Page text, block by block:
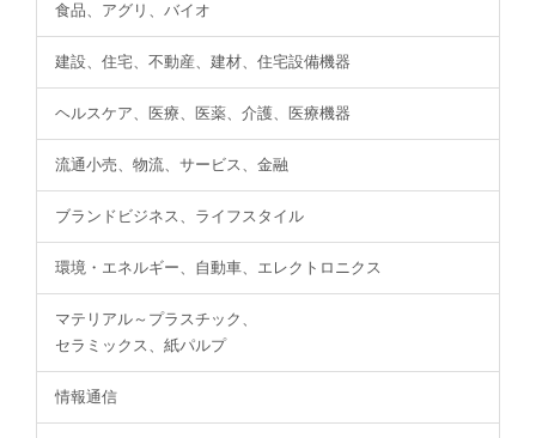
食品、アグリ、バイオ
建設、住宅、不動産、建材、住宅設備機器
ヘルスケア、医療、医薬、介護、医療機器
流通小売、物流、サービス、金融
ブランドビジネス、ライフスタイル
環境・エネルギー、自動車、エレクトロニクス
マテリアル～プラスチック、
セラミックス、紙パルプ
情報通信